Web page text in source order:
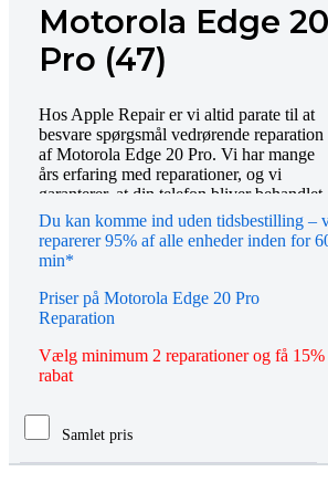
Motorola Edge 20
Pro (47)
Hos Apple Repair er vi altid parate til at
besvare spørgsmål vedrørende reparation
af Motorola Edge 20 Pro. Vi har mange
års erfaring med reparationer, og vi
garanterer, at din telefon bliver behandlet
kompetent og nøje. Vores teknikere tager
sig tid til at granske problemet grundigt
at give dig den bedste mulige løsning på
spørgsmål eller ønsker yderligere
informationer om reparation af Motorola
Edge 20 Pro, kan du altid kontakte os
enten telefonisk eller via e-mail, og vi vil
være glade for at hjælpe dig. Du kan også
personlig rådgivning omkring
reparationen af din Motorola Edge 20 Pro.
Du kan komme ind uden tidsbestilling –
reparerer 95% af alle enheder inden for
min*
Priser på Motorola Edge 20 Pro
Reparation
Vælg minimum 2 reparationer og få 15%
rabat
Samlet pris